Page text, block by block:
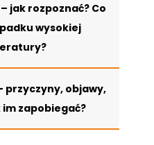
jak rozpoznać? Co
wysokiej
przyczyny, objawy,
zapobiegać?